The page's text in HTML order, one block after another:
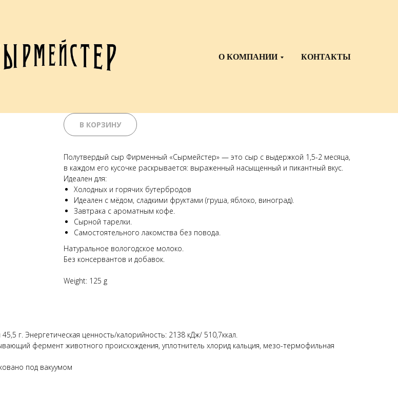
О КОМПАНИИ КОНТАКТЫ
Сыр Фирменный "Сырмейстер"
В КОРЗИНУ
Полутвердый сыр Фирменный «Сырмейстер» — это сыр с выдержкой 1,5-2 месяца,
в каждом его кусочке раскрывается: выраженный насыщенный и пикантный вкус.
Идеален для:
Холодных и горячих бутербродов
Идеален с мёдом, сладкими фруктами (груша, яблоко, виноград).
Завтрака с ароматным кофе.
Сырной тарелки.
Самостоятельного лакомства без повода.
Натуральное вологодское молоко.
Без консервантов и добавок.
Weight: 125 g
г. Энергетическая ценность/калорийность: 2138 кДж/ 510,7ккал.
фермент животного происхождения, уплотнитель хлорид кальция, мезо-термофильная
под вакуумом